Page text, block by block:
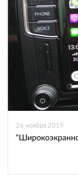
26 ноября 2019